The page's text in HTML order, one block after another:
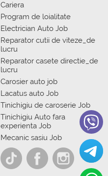
Cariera
Program de loialitate
Electrician Auto Job
Reparator cutii de viteze_de
lucru
Reparator casete directie_de
lucru
Carosier auto job
Lacatus auto Job
Tinichigiu de caroserie Job
Tinichigiu Auto fara
experienta Job
Mecanic sasiu Job